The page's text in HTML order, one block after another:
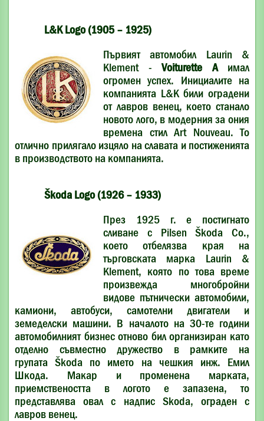
L&K Logo (1905 – 1925)
Първият автомобил Laurin &
Klement - Voiturette Aимал
огромен успех. Инициалите на
компанията L&K били оградени
от лавров венец, което станало
новото лого, в модерния за ония
времена стил Art Nouveau. То
отлично прилягало изцяло на славата и постиженията
в производството на компанията.
Škoda Logo (1926 – 1933)
През 1925 г. е постигнато
сливане с Pilsen Škoda Co.,
което отбелязва края на
търговската марка Laurin &
Klement, която по това време
произвежда многобройни
видове пътнически автомобили,
камиони, автобуси, самотелни двигатели и
земеделски машини. В началото на 30-те години
автомобилният бизнес отново бил организиран като
отделно съвместно дружество в рамките на
групата Škoda по името на чешкия инж. Емил
Шкода. Макар и променена марката,
приемствеността в логото е запазена, то
представлява овал с надпис Skoda, ограден с
лавров венец.